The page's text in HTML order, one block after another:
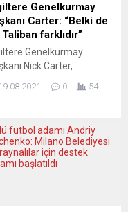
Genelkurmay
Carter: “Belki de
farklıdır”
Genelkurmay
Nick Carter,
Afganistan’da yeni
kurması için alan
insanların
hatırladığından
bir Taliban”
0 54